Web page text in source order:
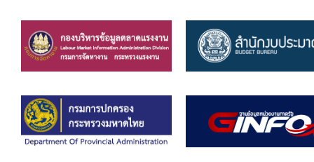
แบบฟอร์มบริหารงานบุคคล
รายงานตรวจสอบภายใน
รายงานเครื่องจักรกล อบจ.